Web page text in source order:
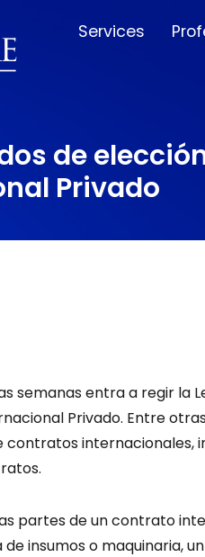
Services
de
Privado
semanas entra a regir la
Privado. Entre
contratos internacionales,
partes de un contrato
insumos o maquinaria,